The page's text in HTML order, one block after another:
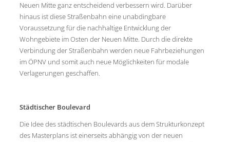
Neuen Mitte ganz entscheidend verbessern wird. Darüber
hinaus ist diese Straßenbahn eine unabdingbare
Voraussetzung für die nachhaltige Entwicklung der
Wohngebiete im Osten der Neuen Mitte. Durch die direkte
Verbindung der Straßenbahn werden neue Fahrbeziehungen
im ÖPNV und somit auch neue Möglichkeiten für modale
Verlagerungen geschaffen.
Städtischer Boulevard
Die Idee des städtischen Boulevards aus dem Strukturkonzept
des Masterplans ist einerseits abhängig von der neuen